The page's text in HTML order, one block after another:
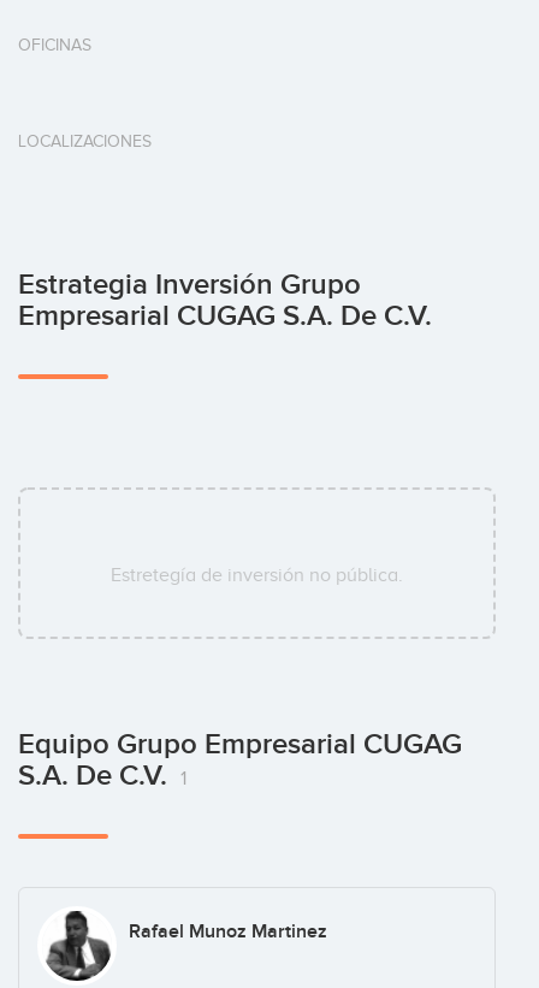
OFICINAS
LOCALIZACIONES
Estrategia Inversión Grupo
Empresarial CUGAG S.A. De C.V.
Estretegía de inversión no pública.
Equipo Grupo Empresarial CUGAG
S.A. De C.V.
1
Rafael Munoz Martinez